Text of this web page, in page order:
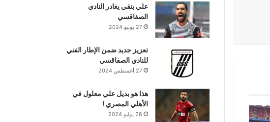
علي بنقي يغادر النادي
الصفاقسي
27 يونيو 2024
تعزيز جديد ضمن الإطار الفني
للنادي الصفاقسي
27 أغسطس 2024
هذا هو بديل علي معلول في
الأهلي المصري !
28 يوليو 2024